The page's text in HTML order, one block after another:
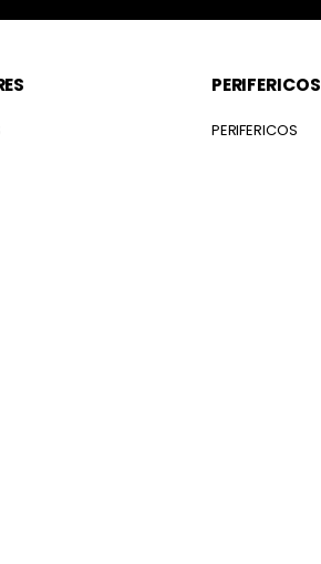
PERIFERICOS
PERIFERICOS